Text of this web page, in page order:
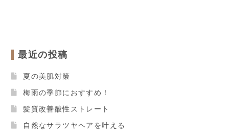
最近の投稿
夏の美肌対策
梅雨の季節におすすめ！
髪質改善酸性ストレート
自然なサラツヤヘアを叶える